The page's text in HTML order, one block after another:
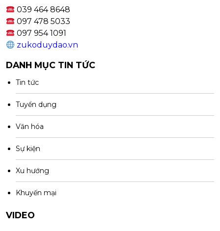
039 464 8648
097 478 5033
097 954 1091
zukoduydao.vn
DANH MỤC TIN TỨC
Tin tức
Tuyển dụng
Văn hóa
Sự kiện
Xu hướng
Khuyến mại
VIDEO